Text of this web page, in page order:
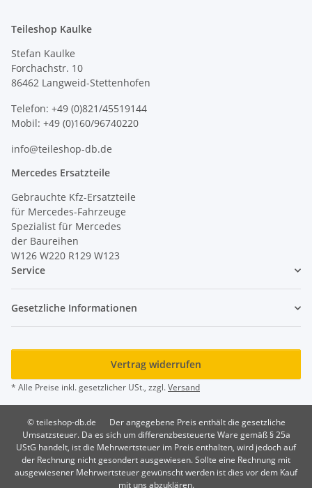
Teileshop Kaulke
Stefan Kaulke
Forchachstr. 10
86462 Langweid-Stettenhofen
Telefon: +49 (0)821/45519144
Mobil: +49 (0)160/96740220
info@teileshop-db.de
Mercedes Ersatzteile
Gebrauchte Kfz-Ersatzteile
für Mercedes-Fahrzeuge
Spezialist für Mercedes
der Baureihen
W126 W220 R129 W123
Service
Gesetzliche Informationen
Vertrag widerrufen
* Alle Preise inkl. gesetzlicher USt., zzgl.Versand
© teileshop-db.de
Der angegebene Preis enthält die gesetzliche
Umsatzsteuer. Da es sich um differenzbesteuerte Ware gemäß § 25a
UStG handelt, ist die Mehrwertsteuer im Preis enthalten, wird jedoch auf
der Rechnung nicht gesondert ausgewiesen. Sollte eine Rechnung mit
ausgewiesener Mehrwertsteuer gewünscht werden ist dies vor dem Kauf
mit uns abzuklären.